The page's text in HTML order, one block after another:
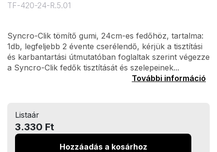
TF-420-24-R.5.01
Syncro-Clik tömítő gumi, 24cm-es fedőhöz, tartalma:
1db, legfeljebb 2 évente cserélendő, kérjük a tisztítási
és karbantartási útmutatóban foglaltak szerint végezze
a Syncro-Clik fedők tisztítását és szelepeinek...
További információ
Listaár
3.330 Ft
Hozzáadás a kosárhoz